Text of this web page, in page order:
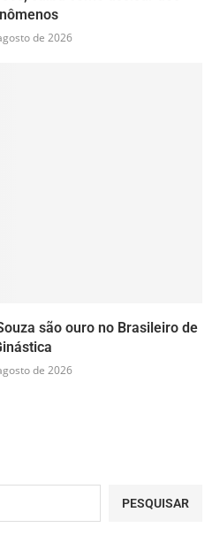
de 2026
são ouro no Brasileiro de
de 2026
PESQUISAR